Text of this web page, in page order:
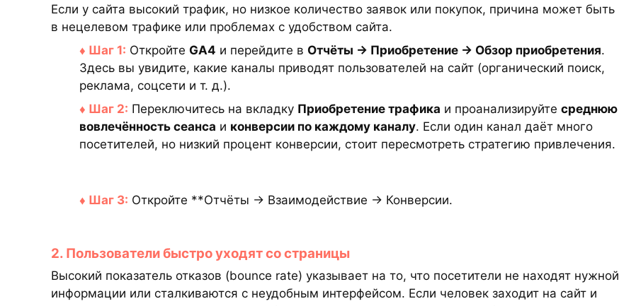
Если у сайта высокий трафик, но низкое количество заявок или покупок, причина может быть
в нецелевом трафике или проблемах с удобством сайта.
♦ Шаг 1: Откройте GA4 и перейдите в Отчёты → Приобретение → Обзор приобретения.
Здесь вы увидите, какие каналы приводят пользователей на сайт (органический поиск,
реклама, соцсети и т. д.).
♦ Шаг 2: Переключитесь на вкладку Приобретение трафика и проанализируйте среднюю
вовлечённость сеанса и конверсии по каждому каналу. Если один канал даёт много
посетителей, но низкий процент конверсии, стоит пересмотреть стратегию привлечения.
♦ Шаг 3: Откройте **Отчёты → Взаимодействие → Конверсии.
2. Пользователи быстро уходят со страницы
Высокий показатель отказов (bounce rate) указывает на то, что посетители не находят нужной
информации или сталкиваются с неудобным интерфейсом. Если человек заходит на сайт и